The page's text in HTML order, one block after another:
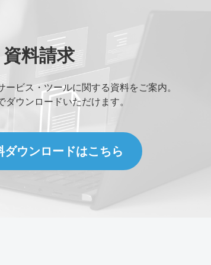
資料請求
ビス・ツールに関する資料をご案内。
ダウンロードいただけます。
ダウンロードはこちら